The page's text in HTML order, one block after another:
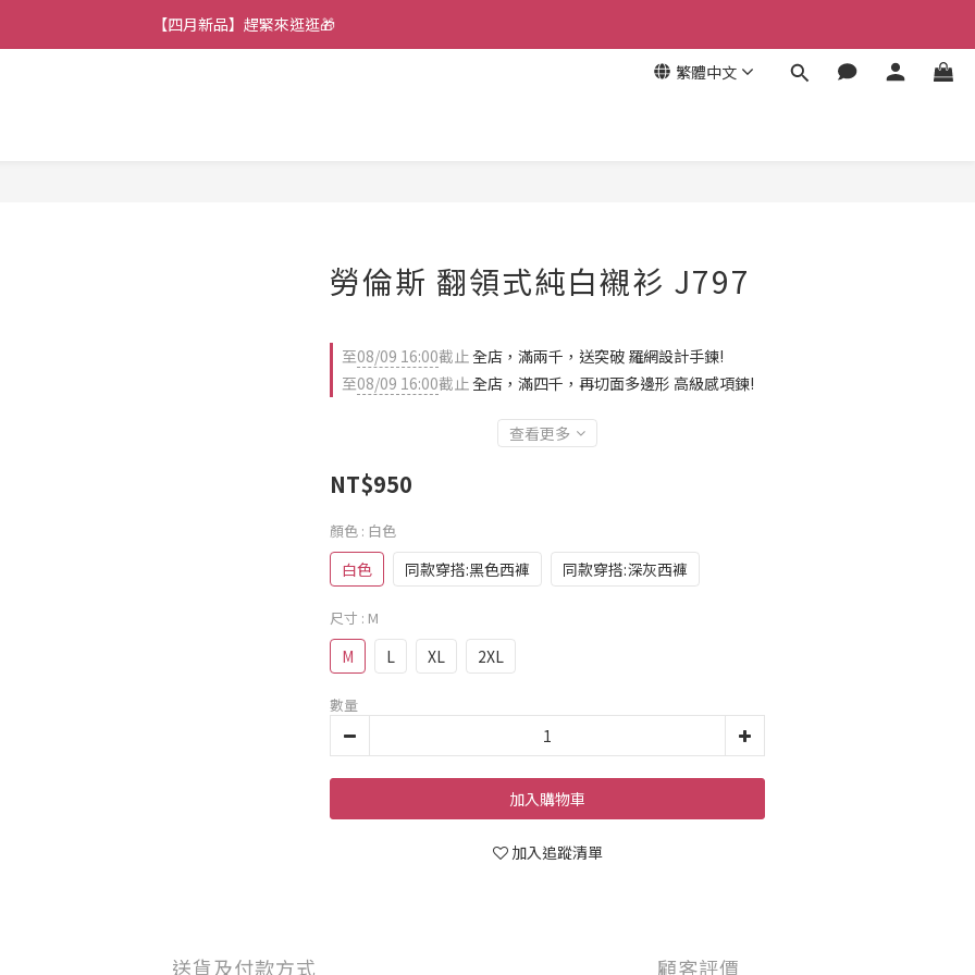
【七月新品】上架了!! 限時折扣優惠😍
【四月新品】趕緊來逛逛🎁
繁體中文
勞倫斯 翻領式純白襯衫 J797
至08/09 16:00截止全店，滿兩千，送突破 羅網設計手鍊!
至08/09 16:00截止全店，滿四千，再切面多邊形 高級感項鍊!
查看更多
NT$950
顏色 : 白色
白色 同款穿搭:黑色西褲 同款穿搭:深灰西褲
尺寸 : M
M L XL 2XL
數量
加入購物車
加入追蹤清單
送貨及付款方式 顧客評價